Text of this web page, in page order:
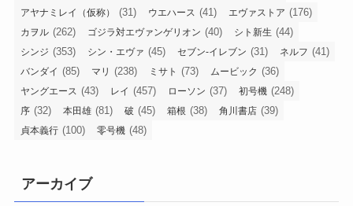
アヤナミレイ（仮称） (31) ウエハース (41) エヴァストア (176)
カヲル (262) ゴジラ対エヴァンゲリオン (40) シト新生 (44)
シンジ (353) シン・エヴァ (45) セブン-イレブン (31) ネルフ (41)
バンダイ (85) マリ (238) ミサト (73) ムービック (36)
ヤングエース (43) レイ (457) ローソン (37) 初号機 (248)
序 (32) 本田雄 (81) 破 (45) 箱根 (38) 角川書店 (39)
貞本義行 (100) 零号機 (48)
アーカイブ